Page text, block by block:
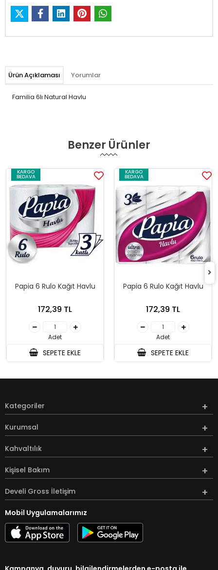
Ürün Açıklaması Yorumlar
Familia 6lı Natural Havlu
Benzer Ürünler
KARGO
BEDAVA
Papia 6 Rulo Kağıt Havlu
172,39 TL
Adet
SEPETE EKLE
KARGO
BEDAVA
Papia 6 Rulo Kağıt Havlu
172,39 TL
Adet
SEPETE EKLE
Kategoriler
Kurumsal
Kahvaltılık
Kişisel Bakım
Develi Gross İletişim
Mobil Uygulamalarımız